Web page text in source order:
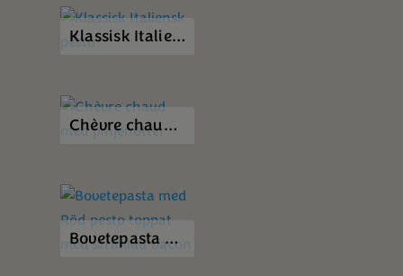
Klassisk Italiensk pesto
Chèvre chaud med pinjenötter
Bovetepasta med Röd pesto toppat med strimlad bacon